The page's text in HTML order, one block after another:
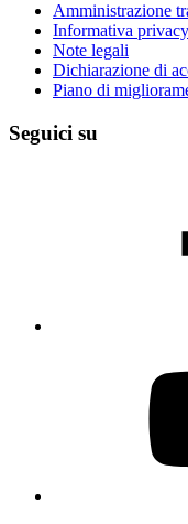
Amministrazione
Informativa privacy
Note legali
Dichiarazione di
Piano di
Seguici su